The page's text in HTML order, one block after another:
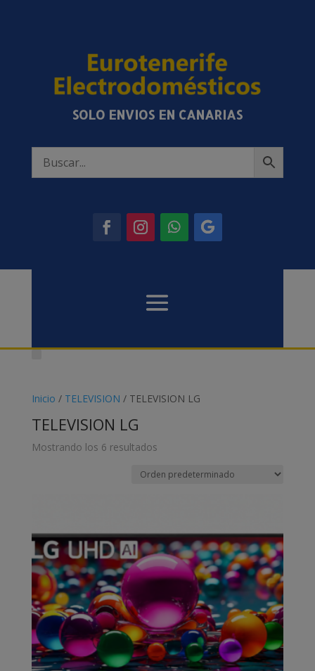
SOLO ENVIOS EN CANARIAS
Inicio / TELEVISION / TELEVISION LG
TELEVISION LG
Mostrando los 6 resultados